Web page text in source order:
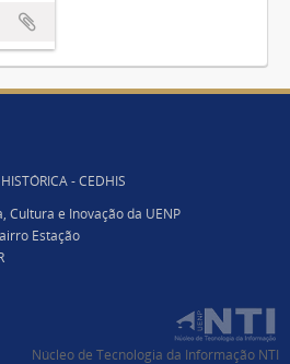
- CEDHIS
Cultura e Inovação da UENP
Estação
Núcleo de Tecnologia da Informação NTI